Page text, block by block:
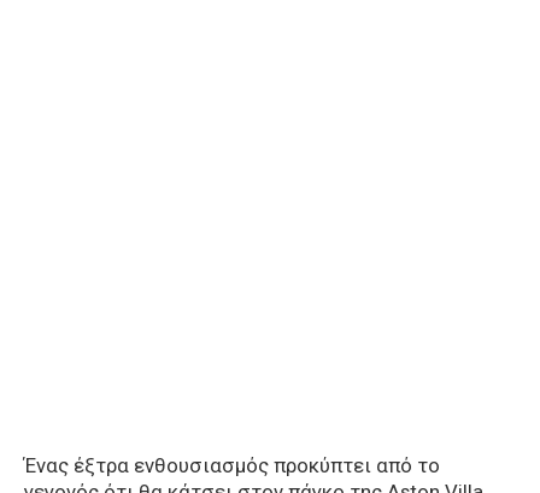
Ένας έξτρα ενθουσιασμός προκύπτει από το